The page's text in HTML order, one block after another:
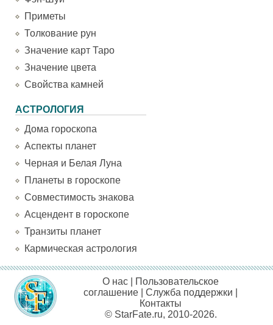
Приметы
Толкование рун
Значение карт Таро
Значение цвета
Свойства камней
АСТРОЛОГИЯ
Дома гороскопа
Аспекты планет
Черная и Белая Луна
Планеты в гороскопе
Совместимость знакова
Асцендент в гороскопе
Транзиты планет
Кармическая астрология
О нас
Пользовательское
соглашение |Служба поддержки
Контакты
© StarFate.ru, 2010-2026.